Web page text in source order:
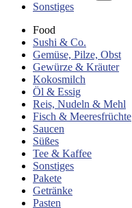
Sonstiges
Food
Sushi & Co.
Gemüse, Pilze, Obst
Gewürze & Kräuter
Kokosmilch
Öl & Essig
Reis, Nudeln & Mehl
Fisch & Meeresfrüchte
Saucen
Süßes
Tee & Kaffee
Sonstiges
Pakete
Getränke
Pasten